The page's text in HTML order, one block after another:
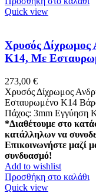
Quick view
Xρυσός Δίχρωμος
Κ14, Με
273,00 €
Xρυσός Δίχρωμος
Εσταυρωμένο K14
Πάχος: 3mm Εγγύηση
*Διαθέτουμε στο
κατάλληλων να
Επικοινωνήστε μαζί
συνδυασμό!
Add to wishlist
Προσθήκη στο καλάθι
Quick view